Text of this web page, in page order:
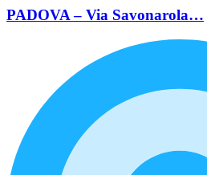
PADOVA – Via Savonarola…